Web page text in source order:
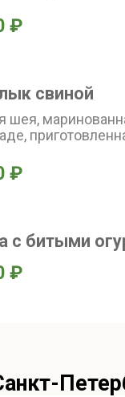
₽
cвинoй
шея,
зеленью и
₽
с битыми
₽